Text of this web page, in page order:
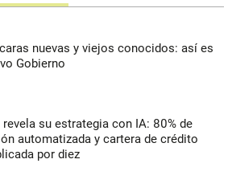
nuevas y viejos conocidos: así es
Gobierno
revela su estrategia con IA: 80% de
automatizada y cartera de crédito
por diez